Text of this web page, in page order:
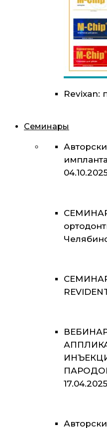
Revixan:
Семинары